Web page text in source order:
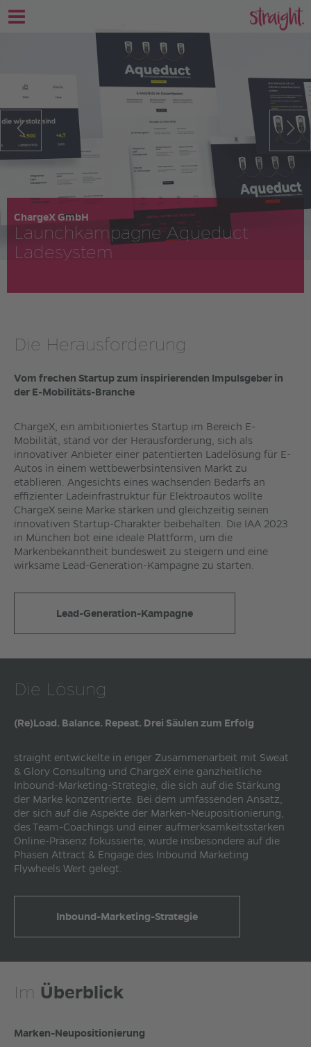
ChargeX GmbH
Launch­kampagne Aqueduct
Ladesystem
Die Herausforderung
Vom frechen Startup zum inspirierenden Impulsgeber in
der E-Mobilitäts-Branche
ChargeX, ein ambitioniertes Startup im Bereich E-
Mobilität, stand vor der Herausforderung, sich als
innovativer Anbieter einer patentierten Ladelösung für E-
Autos in einem wettbewerbsintensiven Markt zu
etablieren. Angesichts eines wachsenden Bedarfs an
effizienter Ladeinfrastruktur für Elektroautos wollte
ChargeX seine Marke stärken und gleichzeitig seinen
innovativen Startup-Charakter beibehalten. Die IAA 2023
in München bot eine ideale Plattform, um die
Markenbekanntheit bundesweit zu steigern und eine
wirksame Lead-Generation-Kampagne zu starten.
Lead-Generation-Kampagne
Die Lösung
(Re)Load. Balance. Repeat. Drei Säulen zum Erfolg
straight entwickelte in enger Zusammenarbeit mit Sweat
& Glory Consulting und ChargeX eine ganzheitliche
Inbound-Marketing-Strategie, die sich auf die Stärkung
der Marke konzentrierte. Bei dem umfassenden Ansatz,
der sich auf die Aspekte der Marken-Neupositionierung,
des Team-Coachings und einer aufmerksamkeitsstarken
Online-Präsenz fokussierte, wurde insbesondere auf die
Phasen Attract & Engage des Inbound Marketing
Flywheels Wert gelegt.
Inbound-Marketing-Strategie
Im Überblick
Marken-Neupositionierung